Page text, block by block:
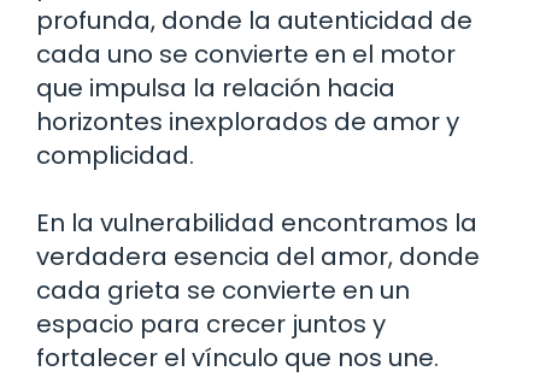
profunda, donde la autenticidad de
cada uno se convierte en el motor
que impulsa la relación hacia
horizontes inexplorados de amor y
complicidad.
En la vulnerabilidad encontramos la
verdadera esencia del amor, donde
cada grieta se convierte en un
espacio para crecer juntos y
fortalecer el vínculo que nos une.